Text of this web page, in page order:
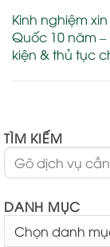
Kinh nghiệm
Quốc 10 năm –
kiện & thủ tục
TÌM KIẾM
DANH MỤC
MỤC